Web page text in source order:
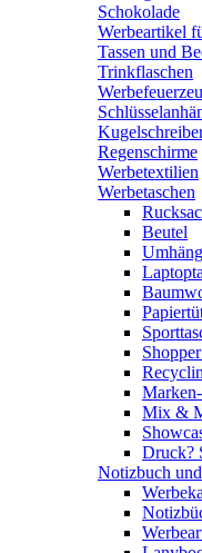
Schokolade
Werbeartikel
Tassen und
Trinkflaschen
Regenschirme
Werbetextilien
Werbetaschen
Beutel
Mix &
Druck?
Notizbuch